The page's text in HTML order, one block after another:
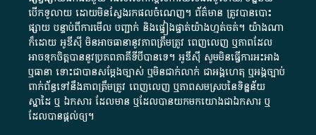
បើក​ទូលាយ​ ដោយ​មិនស្វែង​រក​ផល​ចំណេញ​។​ ព័ត៌មាន​ ត្រូវ​បាន​បោះ
ផ្សាយ​ បន្ទាប់​ពី​ការ​មើល​ បញ្ជាក់​ និង​ផ្ទៀងផ្ទាត់​យ៉ាង​ហ្មត់ចត់​។​ យ៉ាងណា​
ក៏​ដោយ​ អូ​ឌី​ស៊ី​ មិន​អាច​ធានា​នូវ​ភាព​ត្រឹមត្រូវ​ ពេញលេញ​ ឬ​ភាព​ដែល​
អាច​ទុកចិត្ត​បាននូវ​ប្រភព​ភាគី​ទី​បី​បាន​ទេ​។​ អូ​ឌី​ស៊ី​ សូម​មិន​ធ្វើការ​អះអាង​
ឬ​ធានា​ ទោះជា​បាន​សម្តែង​ច្បាស់​ ឬ​មិន​ជាក់លាក់​ ជា​អង្គហេតុ​ ឬ​អង្គច្បាប់​
ពាក់ព័ន្ធ​ទៅ​នឹង​ភាព​ត្រឹមត្រូវ​ ពេញលេញ​ ឬ​ភាព​សម​ស្រប​នៃ​ទិន្នន័យ​
ស្នាដៃ​ ឬ​ ឯកសារ​ ដែល​មាន​ ឬ​ដែល​បាន​យក​មក​យោង​ជា​ឯកសារ​ ឬ​
ដែល​បាន​ផ្តល់​ឲ្យ​។